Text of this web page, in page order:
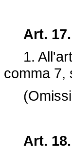
Art. 17.
1.
comma 7,
Art. 18.